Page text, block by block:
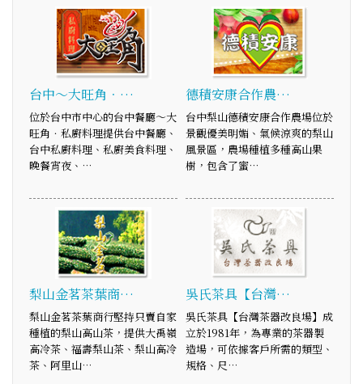
台中～大旺角．…
位於台中市中心的台中餐廳～大
旺角．私廚料理提供台中餐廳、
台中私廚料理、私廚美食料理、
晚餐宵夜、…
德積安康合作農…
台中梨山德積安康合作農場位於
景觀優美明媚、氣候涼爽的梨山
風景區，農場種植多種高山果
樹，包含了蜜…
梨山金茗茶葉商…
梨山金茗茶葉商行堅持只賣自家
種植的梨山高山茶，提供大禹嶺
高冷茶、福壽梨山茶、梨山高冷
茶、阿里山…
吳氏茶具【台灣…
吳氏茶具【台灣茶器改良場】成
立於1981年，為專業的茶器製
造場，可依據客戶所需的類型、
規格、尺…